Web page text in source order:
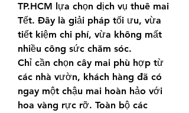
TP.HCM lựa chọn dịch vụ thuê mai
Tết. Đây là giải pháp tối ưu, vừa
tiết kiệm chi phí, vừa không mất
nhiều công sức chăm sóc.
Chỉ cần chọn cây mai phù hợp từ
các nhà vườn, khách hàng đã có
ngay một chậu mai hoàn hảo với
hoa vàng rực rỡ. Toàn bộ các